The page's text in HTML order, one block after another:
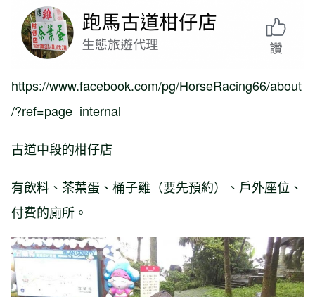
https://www.facebook.com/pg/HorseRacing66/about
/?ref=page_internal
古道中段的柑仔店
有飲料、茶葉蛋、桶子雞（要先預約）、戶外座位、
付費的廁所。